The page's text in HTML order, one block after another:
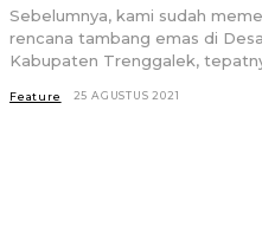
Sebelumnya, kami sudah
rencana tambang emas di
Kabupaten Trenggalek,
Feature 25 AGUSTUS 2021